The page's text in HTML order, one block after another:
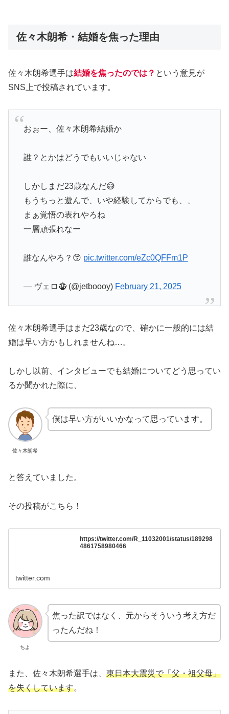
佐々木朗希・結婚を焦った理由
佐々木朗希選手は結婚を焦ったのでは？ という意見が
SNS上で投稿されています。
おぉー、佐々木朗希結婚か
誰？とかはどうでもいいじゃない
しかしまだ23歳なんだ😅
もうちっと遊んで、いや経験してからでも、、
まぁ覚悟の表れやろね
一層頑張れなー
誰なんやろ？😙 pic.twitter.com/eZc0QFFm1P
— ヴェロ🧌 (@jetboooy) February 21, 2025
佐々木朗希選手はまだ23歳なので、確かに一般的には結
婚は早い方かもしれませんね…。
しかし以前、インタビューでも結婚についてどう思ってい
るか聞かれた際に、
佐々木朗希
僕は早い方がいいかなって思っています。
と答えていました。
その投稿がこちら！
https://twitter.com/R_11032001/status/189298
4861758980466
twitter.com
ちよ
焦った訳ではなく、元からそういう考え方だ
ったんだね！
また、佐々木朗希選手は、 東日本大震災で「父・祖父母」
を失くしています。